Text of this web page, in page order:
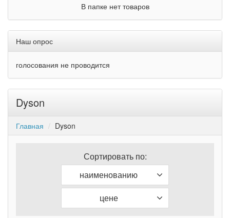
В папке нет товаров
Наш опрос
голосования не проводится
Dyson
Главная Dyson
Сортировать по:
наименованию
цене